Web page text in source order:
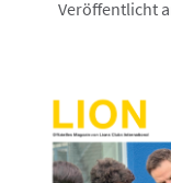
Veröffentlicht